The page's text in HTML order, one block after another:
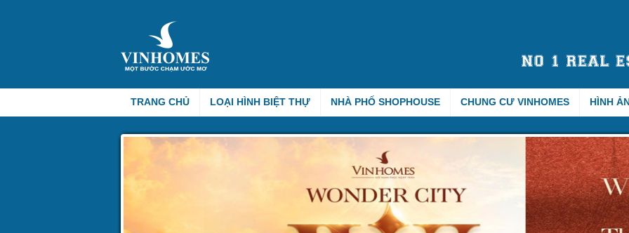
TRANG CHỦ LOẠI HÌNH BIỆT THỰ NHÀ PHỐ SHOPHOUSE CHUNG CƯ VINHOMES HÌNH